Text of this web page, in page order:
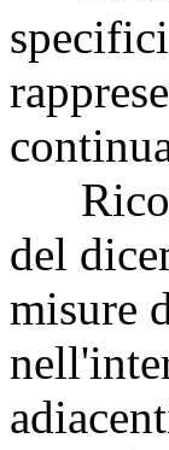
del
misure